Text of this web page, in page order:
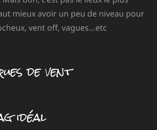
mieux avoir un peu de niveau pour
vent off, vagues…etc
de vent
idéal